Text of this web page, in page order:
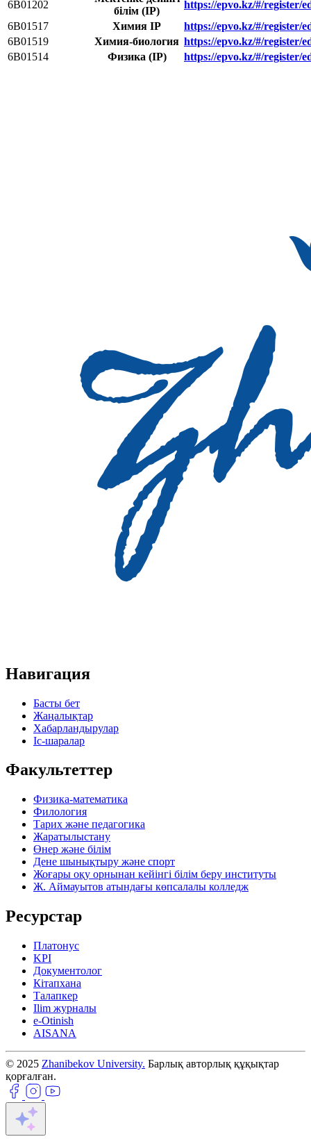
6B01202
білім (IP)
https://epvo.kz/#/register/
6В01517
Химия IP
https://epvo.kz/#/register/
6B01519
Химия-биология https://epvo.kz/#/register/
6B01514
Физика (IP) https://epvo.kz/#/register/
Навигация
Басты бет
Жаңалықтар
Хабарландырулар
Іс-шаралар
Факультеттер
Физика-математика
Филология
Тарих және педагогика
Жаратылыстану
Өнер және білім
Дене шынықтыру және спорт
Жоғары оқу орнынан кейінгі білім беру институты
Ж. Аймауытов атындағы көпсалалы колледж
Ресурстар
Платонус
KPI
Документолог
Кітапхана
Талапкер
Ilim журналы
e-Otinish
AISANA
© 2025 Zhanibekov University. Барлық авторлық құқықтар
қорғалған.